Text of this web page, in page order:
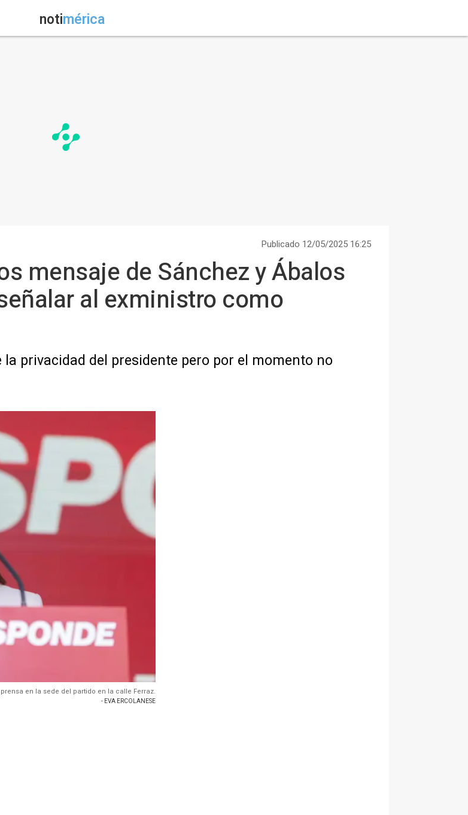
notimérica
Publicado 12/05/2025 16:25
mensaje de Sánchez y Ábalos
al exministro como
privacidad del presidente pero por el momento no
en la sede del partido en la calle Ferraz.
- EVA ERCOLANESE